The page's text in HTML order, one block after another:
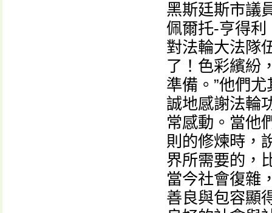
黑斯廷斯市議
佩爾托-亨得利
對法輪大法隊
了！色彩繽紛
準備。”他們
誠地感謝法輪
常感動。當他
則的修煉時，
界所需要的，
當今社會復雜
善良與包容顯